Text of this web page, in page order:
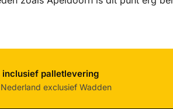
inclusief palletlevering
Nederland exclusief Wadden